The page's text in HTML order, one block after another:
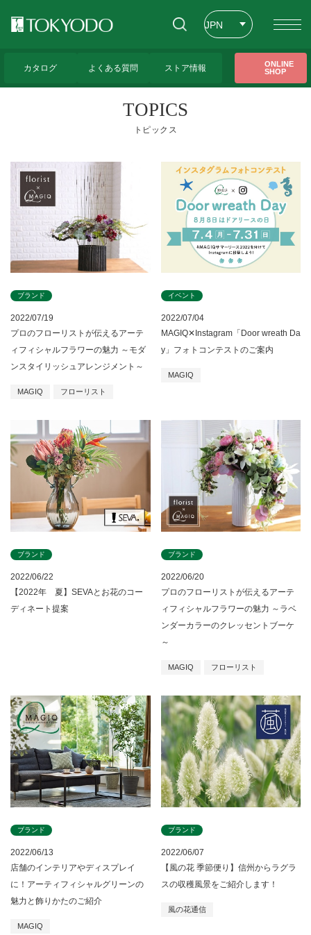
JPN
カタログ よくある質問 ストア情報
ONLINE
SHOP
コーポレートトップ >
トップペ
6ページ
TOPICS
トピックス
2022/07/19
ブランド
プロのフローリストが伝えるアーテ
ィフィシャルフラワーの魅力 ～モダ
ンスタイリッシュアレンジメント～
MAGIQ フローリスト
2022/07/04
イベント
MAGIQ✕Instagram「Door wreath Da
y」フォトコンテストのご案内
MAGIQ
2022/06/22
ブランド
【2022年 夏】SEVAとお花のコー
ディネート提案
2022/06/20
ブランド
プロのフローリストが伝えるアーテ
ィフィシャルフラワーの魅力 ～ラベ
ンダーカラーのクレッセントブーケ
～
MAGIQ フローリスト
2022/06/13
ブランド
店舗のインテリアやディスプレイ
に！アーティフィシャルグリーンの
魅力と飾りかたのご紹介
MAGIQ
2022/06/07
ブランド
【風の花 季節便り】信州からラグラ
スの収穫風景をご紹介します！
風の花通信